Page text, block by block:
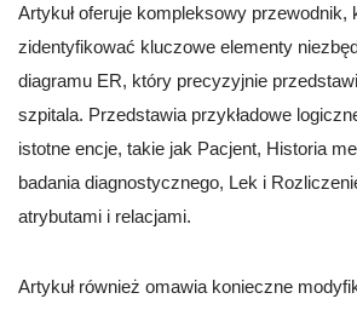
Artykuł oferuje kompleksowy przewodnik,
zidentyfikować kluczowe elementy
diagramu ER, który precyzyjnie
szpitala. Przedstawia przykładowe
istotne encje, takie jak Pacjent, Historia
badania diagnostycznego, Lek i
atrybutami i relacjami.
Artykuł również omawia konieczne